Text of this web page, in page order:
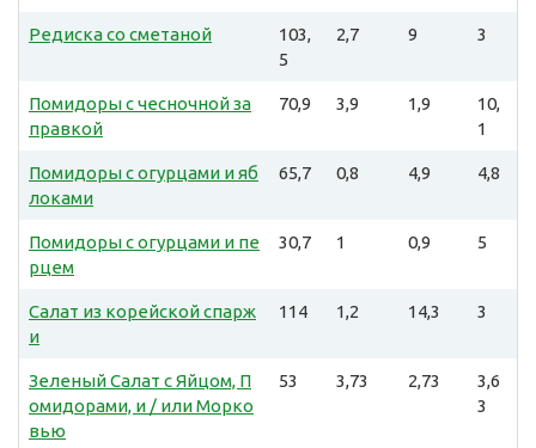
Редиска со сметаной
103,
5
2,7 9 3
Помидоры с чесночной за
правкой
70,9 3,9 1,9
10,
1
Помидоры с огурцами и яб
локами
65,7 0,8 4,9 4,8
Помидоры с огурцами и пе
рцем
30,7 1 0,9 5
Салат из корейской спарж
и
114 1,2 14,3 3
Зеленый Салат с Яйцом, П
омидорами, и / или Морко
вью
53 3,73 2,73
3,6
3